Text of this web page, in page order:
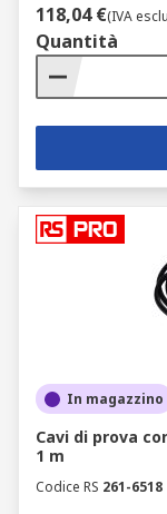
118,04 €(IVA
Quantità
In magazzino
Cavi di prova
1 m
Codice RS 261-6518